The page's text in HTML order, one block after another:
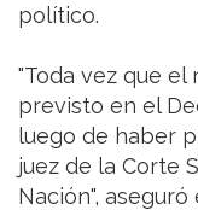
político.
"Toda vez que
previsto en el
luego de haber
juez de la Corte
Nación",